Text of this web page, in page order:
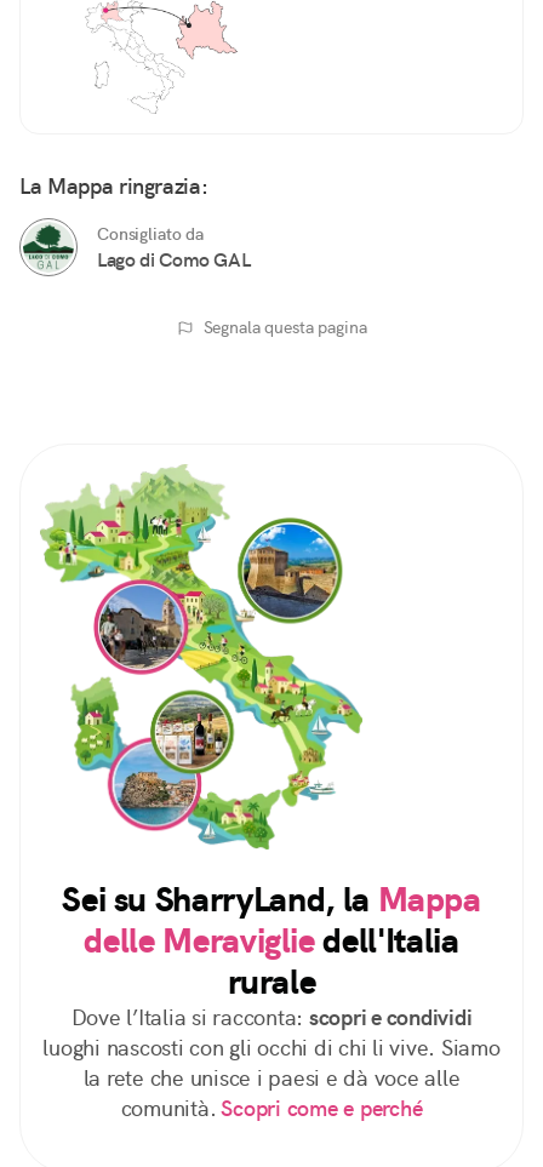
La Mappa ringrazia:
Consigliato da
Lago di Como GAL
Segnala questa pagina
Sei su SharryLand, la Mappa
delle Meravigliedell'Italia
rurale
Dove l’Italia si racconta: scopri e condividi
luoghi nascosti con gli occhi di chi li vive. Siamo
la rete che unisce i paesi e dà voce alle
comunità. Scopri come e perché